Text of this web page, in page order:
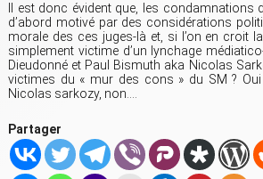
Il est donc évident que, les condamnations
d’abord motivé par des considérations
morale des ces juges-là et, si l’on en croit
simplement victime d’un lynchage
Dieudonné et Paul Bismuth aka Nicolas
victimes du « mur des cons » du SM ? Oui
Nicolas sarkozy, non….
Partager